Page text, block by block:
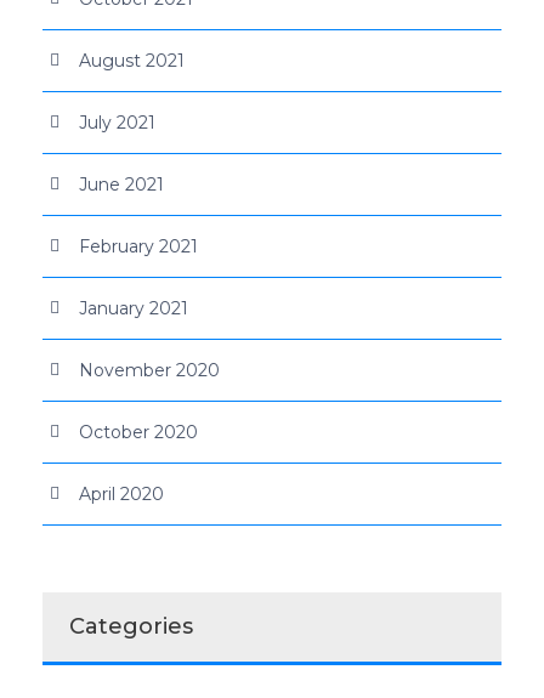
August 2021
July 2021
June 2021
February 2021
January 2021
November 2020
October 2020
April 2020
Categories